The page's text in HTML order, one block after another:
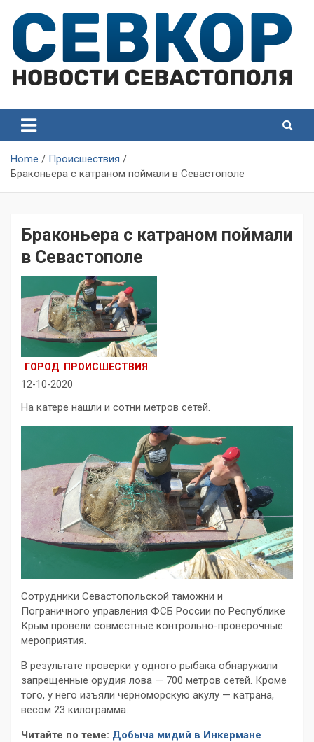
content
Севастополя
Севастополя
Home
Происшествия
Браконьера с катраном поймали в Севастополе
Браконьера с катраном поймали
в Севастополе
ГОРОД
ПРОИСШЕСТВИЯ
12-10-2020
На катере нашли и сотни метров сетей.
Сотрудники Севастопольской таможни и
Пограничного управления ФСБ России по Республике
Крым провели совместные контрольно-проверочные
мероприятия.
В результате проверки у одного рыбака обнаружили
запрещенные орудия лова — 700 метров сетей. Кроме
того, у него изъяли черноморскую акулу — катрана,
весом 23 килограмма.
Читайте по теме: Добыча мидий в Инкермане